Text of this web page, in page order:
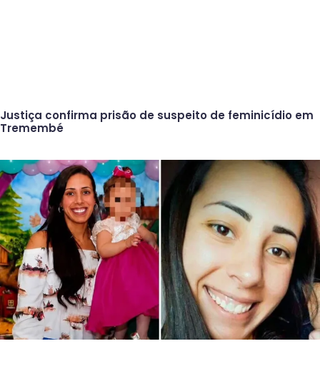
Justiça confirma prisão de suspeito de feminicídio em
Tremembé